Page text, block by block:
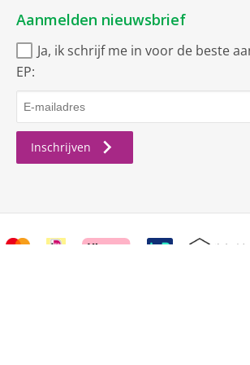
Kunststof
Kort
Universeel
Voorspoelen
Koud/voorspoelen
Vaatwasser
Aanmelden nieuwsbrief
Ja, ik schrijf me in voor de beste
EP:
Inschrijven